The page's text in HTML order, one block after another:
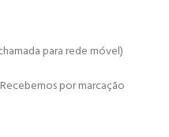
para rede móvel)
por marcação